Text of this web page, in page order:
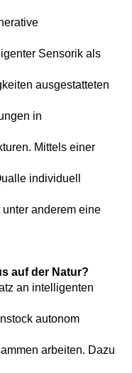
Sensorik als
ausgestatteten
in
Mittels einer
individuell
anderem eine
auf der Natur?
an intelligenten
autonom
arbeiten. Dazu